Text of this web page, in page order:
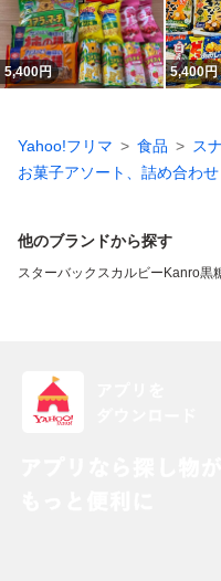
5,400円 5,400円
Yahoo!フリマ 食品
ス
お菓子アソート、詰め合わせ
他のブランドから探す
スターバックスカルビー Kanro黒